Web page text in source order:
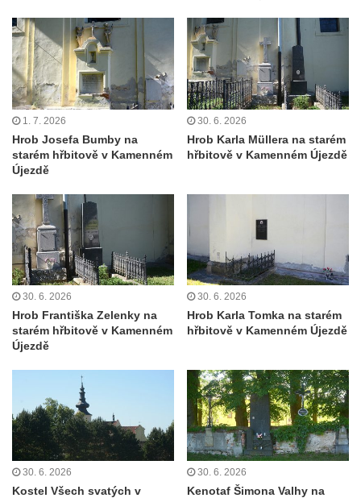
Hrob Václava Jindřicha na hřbitově v
Cítolibech
Hrob Marie Hartmanové na hřbitově v
Cítolibech
Hrob Josefa Fořta na hřbitově v Cítolibech
Hrob Jana Čurdy na hřbitově v
Chlumčanech
Chlumčanech
Hrob Karla Schneidra na hřbitově ve
Hřivicích
Hrob Františka Pence a Václava Hůlky na
hřbitově ve Hřivicích
Hrob Marie a Josefa Klainových na hřbitově
ve Hřivicích
Polívky na hřbitově ve Hřivicích
Hrob Karla Průchy na hřbitově v Jimlíně
Hrob Janů na hřbitově v Opočně u Loun
Hrob Marie Wagner na hřbitově v Otvicích
Hrob Leonarda Ulricha na hřbitově ve
1. 7. 2026
Hrob Josefa Bumby na
starém hřbitově v Kamenném
Újezdě
30. 6. 2026
Hrob Karla Müllera na starém
hřbitově v Kamenném Újezdě
30. 6. 2026
Hrob Františka Zelenky na
starém hřbitově v Kamenném
Újezdě
30. 6. 2026
Hrob Karla Tomka na starém
hřbitově v Kamenném Újezdě
30. 6. 2026
Kostel Všech svatých v
30. 6. 2026
Kenotaf Šimona Valhy na